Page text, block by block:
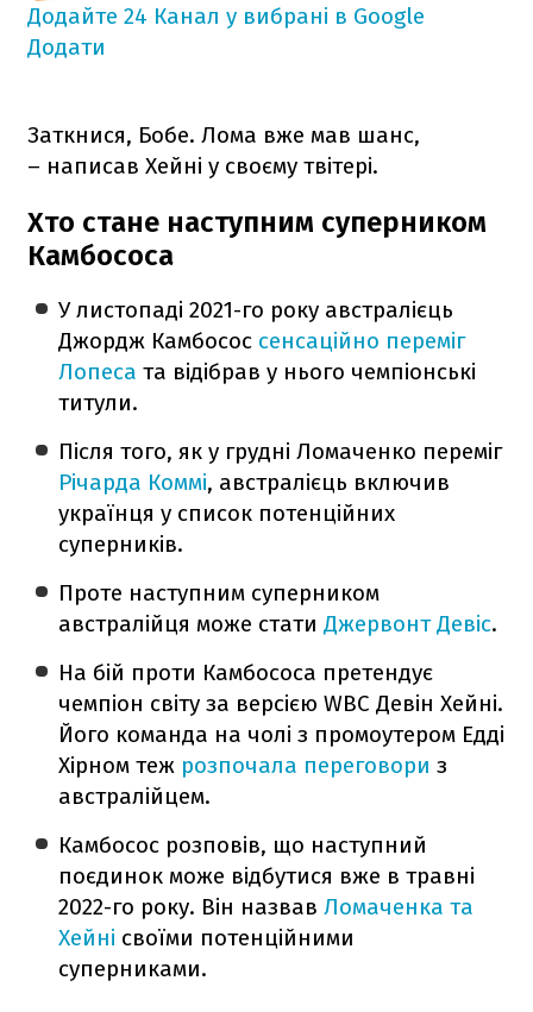
Додайте 24 Канал у вибрані в Google
Додати
Заткнися, Бобе. Лома вже мав шанс,
– написав Хейні у своєму твітері.
Хто стане наступним суперником
Камбососа
У листопаді 2021-го року австралієць
Джордж Камбосос сенсаційно переміг
Лопеса та відібрав у нього чемпіонські
титули.
Після того, як у грудні Ломаченко переміг
Річарда Коммі, австралієць включив
українця у список потенційних
суперників.
Проте наступним суперником
австралійця може статиДжервонт Девіс.
На бій проти Камбососа претендує
чемпіон світу за версією WBC Девін Хейні.
Його команда на чолі з промоутером Едді
Хірном теж розпочала переговори з
австралійцем.
Камбосос розповів, що наступний
поєдинок може відбутися вже в травні
2022-го року. Він назвав Ломаченка та
Хейні своїми потенційними
суперниками.